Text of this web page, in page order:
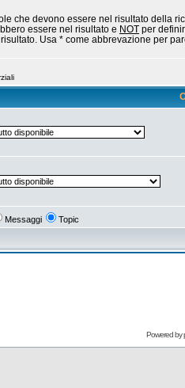
che devono essere nel risultato della
essere nel risultato e NOT per
Usa * come abbrevazione per
Messaggi Topic
Powered by